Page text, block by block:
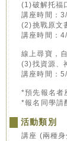
(1)破解托福
講座時間：
(2)挑戰原文
講座時間：
線上尋寶，
(3)找資源、
講座時間：
*預先報名者
*報名同學請
活動類別
講座 (兩種